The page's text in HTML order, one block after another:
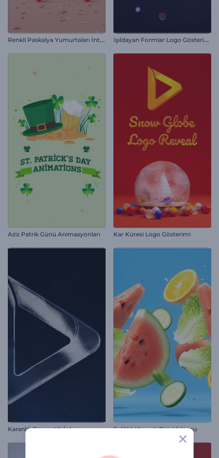
R
enkli Paskalya Yumurtaları İntro I
şıldayan Formlar Logo Gösterimi
Aziz Patrik Günü Animasyonları Kar Küresi Logo Gösterimi
Karanlık Sinematik İntro Sağlıklı Yiyecek Giriş Videosu